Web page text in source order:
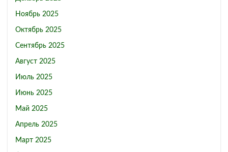
Ноябрь 2025
Октябрь 2025
Сентябрь 2025
Август 2025
Июль 2025
Июнь 2025
Май 2025
Апрель 2025
Март 2025